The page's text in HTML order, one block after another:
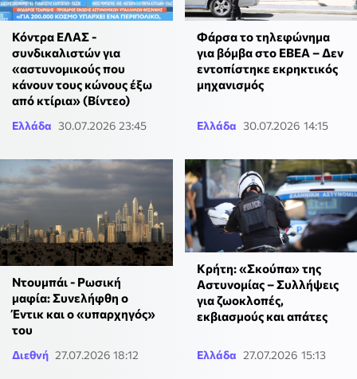
Κόντρα ΕΛΑΣ -
συνδικαλιστών για
«αστυνομικούς που
κάνουν τους κώνους έξω
από κτίρια» (Βίντεο)
Ελλάδα 30.07.2026 23:45
Φάρσα το τηλεφώνημα
για βόμβα στο ΕΒΕΑ – Δεν
εντοπίστηκε εκρηκτικός
μηχανισμός
Ελλάδα 30.07.2026 14:15
Ντουμπάι - Ρωσική
μαφία: Συνελήφθη ο
Έντικ και ο «υπαρχηγός»
του
Διεθνή 27.07.2026 18:12
Κρήτη: «Σκούπα» της
Aστυνομίας – Συλλήψεις
για ζωοκλοπές,
εκβιασμούς και απάτες
Ελλάδα 27.07.2026 15:13